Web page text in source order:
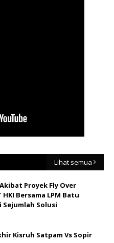
Lihat semua
Proyek Fly Over
Bersama LPM Batu
Sejumlah Solusi
Kisruh Satpam Vs Sopir